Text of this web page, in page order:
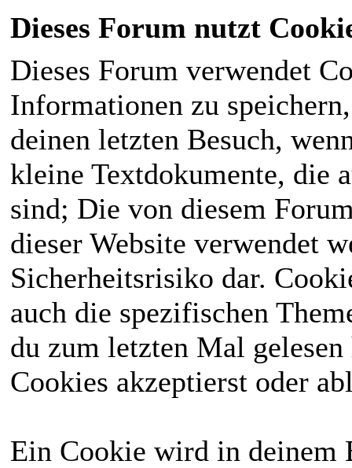
Dieses Forum nutzt
Dieses Forum verwendet
Informationen zu
deinen letzten Besuch,
kleine Textdokumente, die
sind; Die von diesem
dieser Website verwendet
Sicherheitsrisiko dar.
auch die spezifischen
du zum letzten Mal
Cookies akzeptierst oder
Ein Cookie wird in deinem